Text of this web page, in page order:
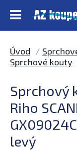
Úvod
Sprchové kouty
Sprchový
Riho
levý